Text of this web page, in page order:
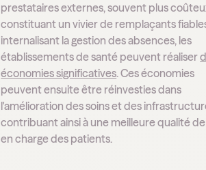
prestataires externes, souvent plus
constituant un vivier de remplaçants
internalisant la gestion des absences, les
établissements de santé peuvent réaliser
économies significatives. Ces économies
peuvent ensuite être réinvesties dans
l'amélioration des soins et des
contribuant ainsi à une meilleure qualité
en charge des patients.